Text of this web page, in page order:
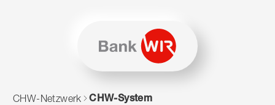
Zum Navigieren dieser Seite wird JavaScript benötigt.
CHW-Netzwerk CHW-System